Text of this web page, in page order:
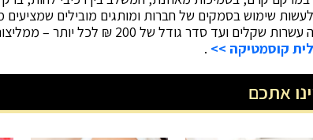
שימוש בסמקים של חברות ומותגים מובילים שמציעים
של 200 ₪ לכל יותר – ממליצות לך להציץ בקטגוריית
קוסמטיקה >> .
אתכם